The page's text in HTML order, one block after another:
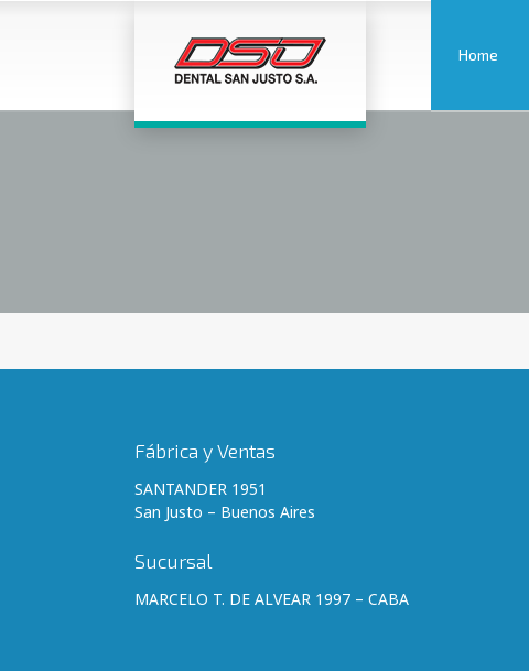
Home
Fábrica y Ventas
SANTANDER 1951
San Justo – Buenos Aires
Sucursal
MARCELO T. DE ALVEAR 1997 – CABA